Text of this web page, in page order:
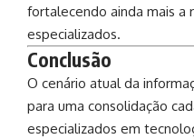
fortalecendo ainda mais a
especializados.
Conclusão
O cenário atual da
para uma consolidação
especializados em